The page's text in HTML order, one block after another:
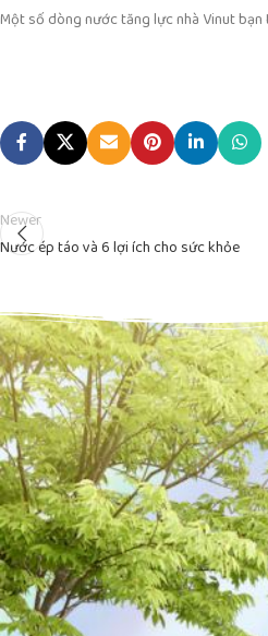
Một số dòng nước tăng lực nhà Vinut bạn
Newer
Nước ép táo và 6 lợi ích cho sức khỏe